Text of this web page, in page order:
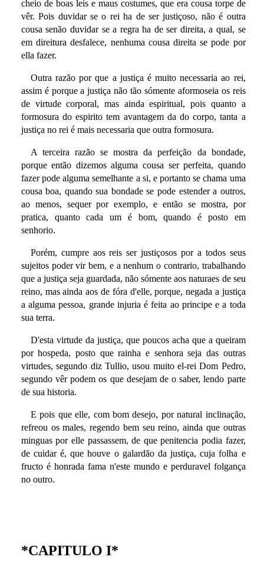
cheio de boas leis e maus costumes, que era cousa torpe de
vêr. Pois duvidar se o rei ha de ser justiçoso, não é outra
cousa senão duvidar se a regra ha de ser direita, a qual, se
em direitura desfalece, nenhuma cousa direita se pode por
ella fazer.
Outra razão por que a justiça é muito necessaria ao rei,
assim é porque a justiça não tão sómente aformoseia os reis
de virtude corporal, mas ainda espiritual, pois quanto a
formosura do espirito tem avantagem da do corpo, tanta a
justiça no rei é mais necessaria que outra formosura.
A terceira razão se mostra da perfeição da bondade,
porque então dizemos alguma cousa ser perfeita, quando
fazer pode alguma semelhante a si, e portanto se chama uma
cousa boa, quando sua bondade se pode estender a outros,
ao menos, sequer por exemplo, e então se mostra, por
pratica, quanto cada um é bom, quando é posto em
senhorio.
Porém, cumpre aos reis ser justiçosos por a todos seus
sujeitos poder vir bem, e a nenhum o contrario, trabalhando
que a justiça seja guardada, não sómente aos naturaes de seu
reino, mas ainda aos de fóra d'elle, porque, negada a justiça
a alguma pessoa, grande injuria é feita ao principe e a toda
sua terra.
D'esta virtude da justiça, que poucos acha que a queiram
por hospeda, posto que rainha e senhora seja das outras
virtudes, segundo diz Tullio, usou muito el-rei Dom Pedro,
segundo vêr podem os que desejam de o saber, lendo parte
de sua historia.
E pois que elle, com bom desejo, por natural inclinação,
refreou os males, regendo bem seu reino, ainda que outras
minguas por elle passassem, de que penitencia podia fazer,
de cuidar é, que houve o galardão da justiça, cuja folha e
fructo é honrada fama n'este mundo e perduravel folgança
no outro.
*CAPITULO I*